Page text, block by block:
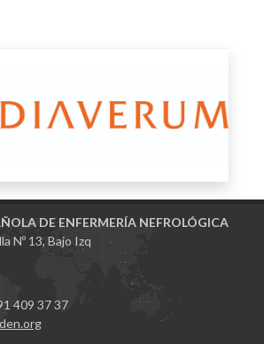
DE ENFERMERÍA NEFROLÓGICA
Nº 13, Bajo Izq
409 37 37